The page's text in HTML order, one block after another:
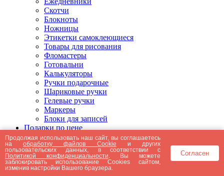
Скотчи
Блокноты
Ножницы
Этикетки самоклеющиеся
Товары для рисования
Фломастеры
Готовальни
Калькуляторы
Ручки подарочные
Шариковые ручки
Гелевые ручки
Маркеры
Блоки для записей
Подарки по цене
Подарки от 5000 рублей
Подарки до 5000 рублей
Подарки до 3000 рублей
Подарки до 2000 рублей
Подарки до 1000 рублей
Продолжая использовать наш сайт, вы соглашаетесь
наобработку файлов Cookie и других
пользовательских данных, в соответствии с
Политикой конфиденциальности . Вы можете
заблокировать использование Cookies сайтом,
изменив настройки Вашего браузера.
Согласен